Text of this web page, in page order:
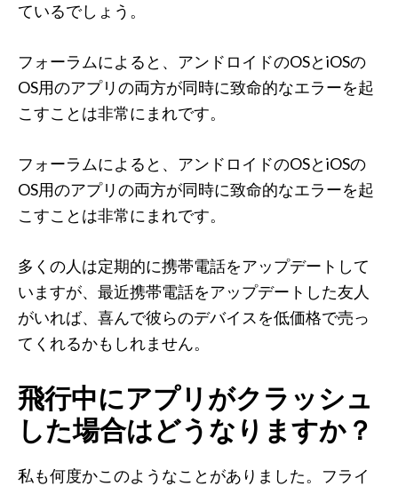
ているでしょう。
フォーラムによると、アンドロイドのOSとiOSの
OS用のアプリの両方が同時に致命的なエラーを起
こすことは非常にまれです。
フォーラムによると、アンドロイドのOSとiOSの
OS用のアプリの両方が同時に致命的なエラーを起
こすことは非常にまれです。
多くの人は定期的に携帯電話をアップデートして
いますが、最近携帯電話をアップデートした友人
がいれば、喜んで彼らのデバイスを低価格で売っ
てくれるかもしれません。
飛行中にアプリがクラッシュ
した場合はどうなりますか？
私も何度かこのようなことがありました。フライ